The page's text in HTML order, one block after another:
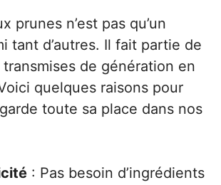
prunes n’est pas qu’un
tant d’autres. Il fait partie de
de génération en
quelques raisons pour
toute sa place dans nos
: Pas besoin d’ingrédients